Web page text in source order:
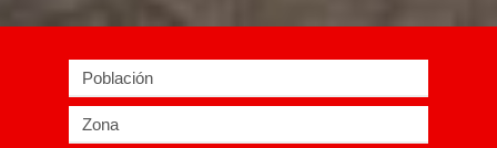
Población
Zona